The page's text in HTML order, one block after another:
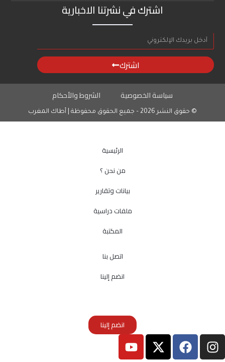
اشترك في نشرتنا الاخبارية
اشترك
© حقوق النشر 2026 – جميع الحقوق محفوظة | أطاك المغرب
سياسة الخصوصية الشروط والأحكام
الرئيسية
من نحن ؟
بيانات وتقارير
ملفات دراسية
المكتبة
اتصل بنا
انضم إلينا
انضم إلينا